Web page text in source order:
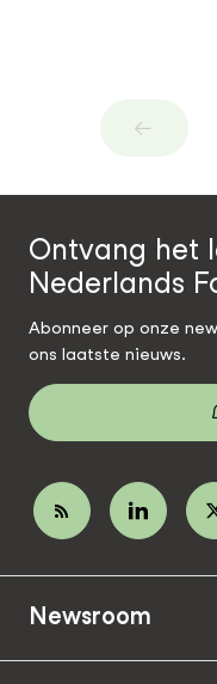
Ontvang het
Nederlands
Abonneer op onze
ons laatste nieuws.
Newsroom